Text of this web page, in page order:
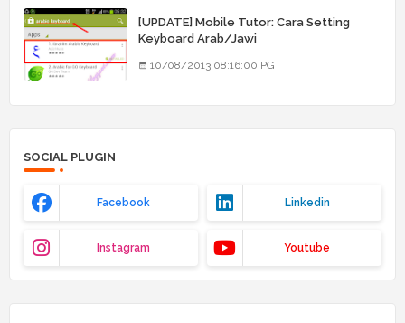
[UPDATE] Mobile Tutor: Cara Setting
Keyboard Arab/Jawi
10/08/2013 08:16:00 PG
SOCIAL PLUGIN
Facebook Linkedin
Instagram Youtube